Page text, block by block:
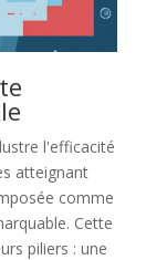
l'efficacité
atteignant
comme
Cette
piliers : une